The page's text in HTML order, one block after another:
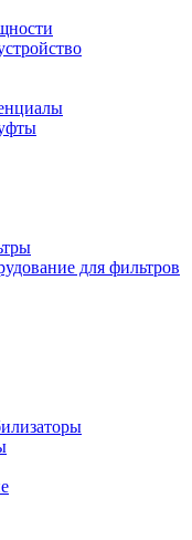
для фильтров